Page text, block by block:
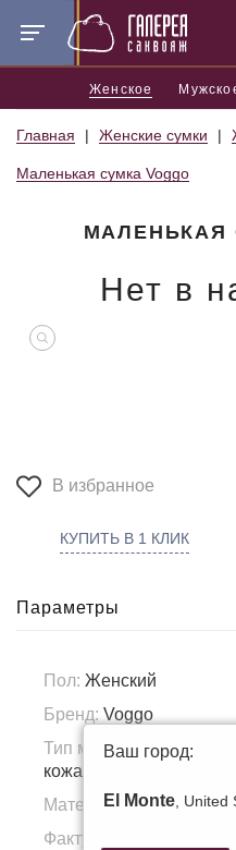
Женское
Главная Женские сумки
Маленькая сумка Voggo
МАЛЕНЬКАЯ
Нет в
В избранное
КУПИТЬ В 1 КЛИК
Параметры
Пол: Женский
Бренд: Voggo
Тип материала:
кожа
Материал подкладка:
Фактура материала:
Ваш город:
El Monte , United